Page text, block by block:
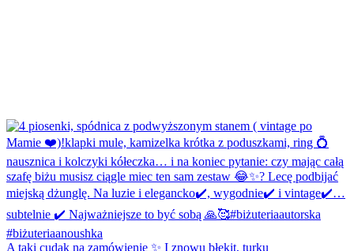
A taki cudak na zamówienie ✨ I znowu błękit, turku